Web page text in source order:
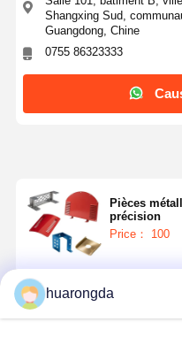
Shangxing Sud,
Guangdong, Chine
0755 86323333
Pièces
précision
Price： 100
huarongda